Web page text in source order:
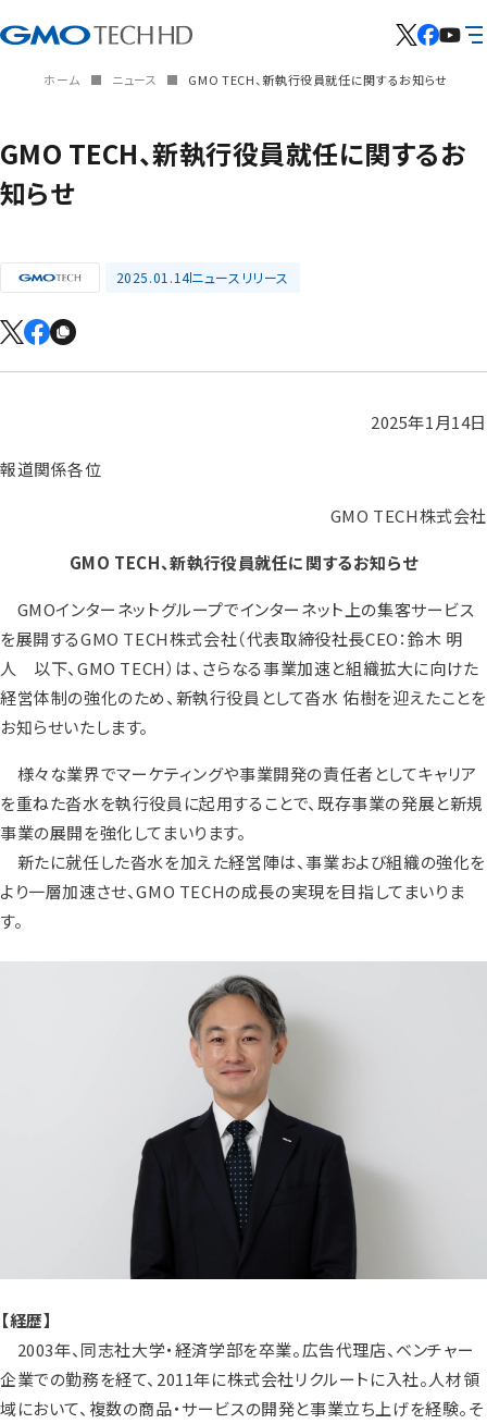
ホーム ニュース GMO TECH、新執行役員就任に関するお知らせ
GMO TECH、新執行役員就任に関するお
知らせ
2025.01.14ニュースリリース
2025年1月14日
報道関係各位
GMO TECH株式会社
GMO TECH、新執行役員就任に関するお知らせ
GMOインターネットグループでインターネット上の集客サービス
を展開するGMO TECH株式会社（代表取締役社長CEO：鈴木 明
人 以下、GMO TECH）は、さらなる事業加速と組織拡大に向けた
経営体制の強化のため、新執行役員として沓水 佑樹を迎えたことを
お知らせいたします。
様々な業界でマーケティングや事業開発の責任者としてキャリア
を重ねた沓水を執行役員に起用することで、既存事業の発展と新規
事業の展開を強化してまいります。
新たに就任した沓水を加えた経営陣は、事業および組織の強化を
より一層加速させ、GMO TECHの成長の実現を目指してまいりま
す。
【経歴】
2003年、同志社大学・経済学部を卒業。広告代理店、ベンチャー
企業での勤務を経て、2011年に株式会社リクルートに入社。人材領
域において、複数の商品・サービスの開発と事業立ち上げを経験。そ